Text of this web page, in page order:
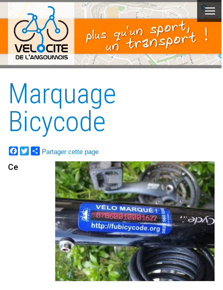
Marquage
Bicycode
Facebook
TwitterPartager cette page
Ce